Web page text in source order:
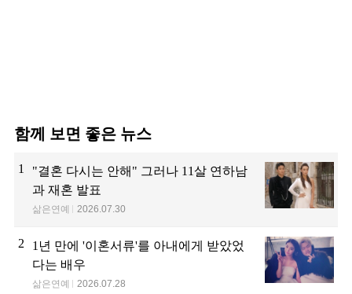
함께 보면 좋은 뉴스
1
"결혼 다시는 안해" 그러나 11살 연하남
과 재혼 발표
삶은연예 2026.07.30
2
1년 만에 '이혼서류'를 아내에게 받았었
다는 배우
삶은연예 2026.07.28